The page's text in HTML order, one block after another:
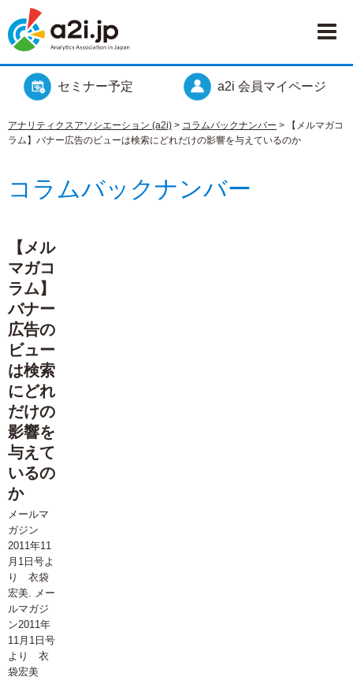
セミナー予定 a2i 会員マイページ
アナリティクスアソシエーション (a2i) > コラムバックナンバー >
【メルマガコ
ラム】バナー広告のビューは検索にどれだけの影響を与えているのか
コラムバックナンバー
【メル
マガコ
ラム】
バナー
広告の
ビュー
は検索
にどれ
だけの
影響を
与えて
いるの
か
メールマ
ガジン
2011年11
月1日号よ
り 衣袋
宏美. メー
ルマガジ
ン2011年
11月1日号
より 衣
袋宏美